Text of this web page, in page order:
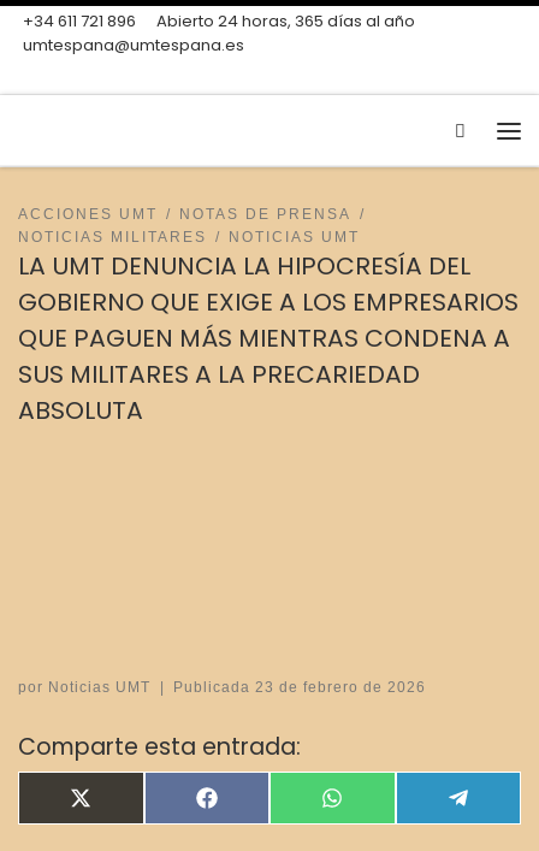
Skip to content
+34 611 721 896
Abierto 24 horas, 365 días al año
umtespana@umtespana.es
Search
ACCIONES UMT
NOTAS DE PRENSA
NOTICIAS MILITARES
NOTICIAS UMT
LA UMT DENUNCIA LA HIPOCRESÍA DEL
GOBIERNO QUE EXIGE A LOS EMPRESARIOS
QUE PAGUEN MÁS MIENTRAS CONDENA A
SUS MILITARES A LA PRECARIEDAD
ABSOLUTA
por Noticias UMT Publicada23 de febrero de 2026
Comparte esta entrada:
Compartir en
X
(
Compartir en
F
a
Compartir en
W
h e